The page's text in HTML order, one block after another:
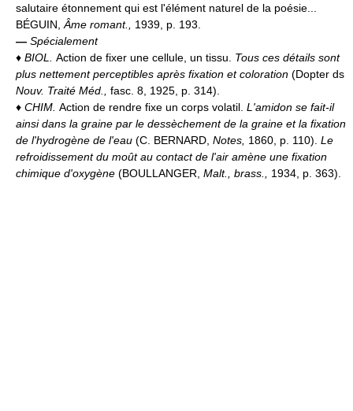
salutaire étonnement qui est l'élément naturel de la poésie...
BÉGUIN, Âme romant., 1939, p. 193.
— Spécialement
♦ BIOL. Action de fixer une cellule, un tissu. Tous ces détails sont
plus nettement perceptibles après fixation et coloration (Dopter ds
Nouv. Traité Méd., fasc. 8, 1925, p. 314).
♦ CHIM. Action de rendre fixe un corps volatil. L'amidon se fait-il
ainsi dans la graine par le dessèchement de la graine et la fixation
de l'hydrogène de l'eau (C. BERNARD, Notes, 1860, p. 110). Le
refroidissement du moût au contact de l'air amène une fixation
chimique d'oxygène (BOULLANGER, Malt., brass., 1934, p. 363).